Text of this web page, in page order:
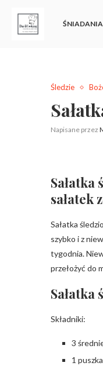
Śledzie
Napisane przez
sałatek
Sałatka
szybko i z
tygodnia.
przełożyć do
Składniki:
3
1